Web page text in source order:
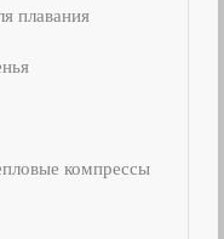
плавания
компрессы